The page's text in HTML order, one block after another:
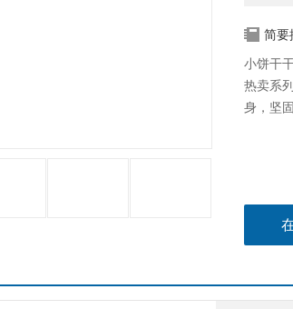
简要
小饼干
热卖系
身，坚